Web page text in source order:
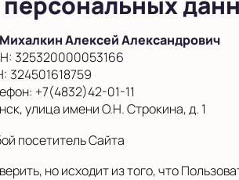
Алексей Александрович
325320000053166
324501618759
+7(4832)42-01-11
улица имени О.Н. Строкина, д. 1
посетитель Сайта
но исходит из того, что